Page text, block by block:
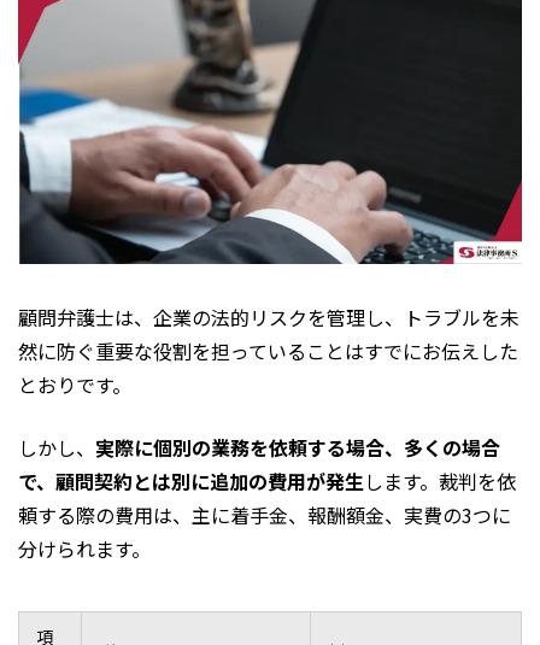
顧問弁護士は、企業の法的リスクを管理し、トラブルを未
然に防ぐ重要な役割を担っていることはすでにお伝えした
とおりです。
しかし、 実際に個別の業務を依頼する場合、多くの場合
で、顧問契約とは別に追加の費用が発生します。裁判を依
頼する際の費用は、主に着手金、報酬額金、実費の3つに
分けられます。
項